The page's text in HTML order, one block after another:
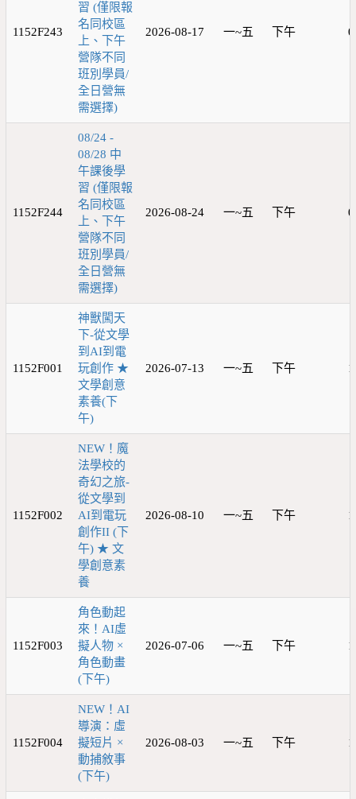
1152F243
習 (僅限報
名同校區
上、下午
營隊不同
班別學員/
全日營無
需選擇)
2026-08-17 一~五 下午 0
1152F244
08/24 -
08/28 中
午課後學
習 (僅限報
名同校區
上、下午
營隊不同
班別學員/
全日營無
需選擇)
2026-08-24 一~五 下午 0
1152F001
神獸闖天
下-從文學
到AI到電
玩創作 ★
文學創意
素養(下
午)
2026-07-13 一~五 下午
1152F002
NEW！魔
法學校的
奇幻之旅-
從文學到
AI到電玩
創作II (下
午) ★ 文
學創意素
養
2026-08-10 一~五 下午
1152F003
角色動起
來！AI虛
擬人物 ×
角色動畫
(下午)
2026-07-06 一~五 下午
1152F004
NEW！AI
導演：虛
擬短片 ×
動捕敘事
(下午)
2026-08-03 一~五 下午